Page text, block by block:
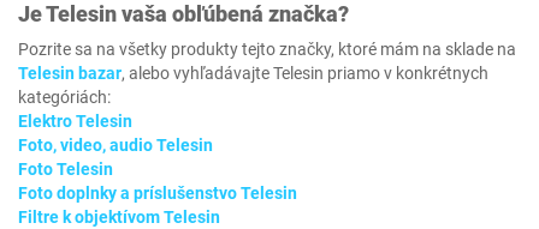
JeTelesinvaša obľúbená značka?
Pozrite sa na všetky produkty tejto značky, ktoré mám na sklade na
Telesin bazar, alebo vyhľadávajte Telesin priamo v konkrétnych
kategóriách:
Elektro Telesin
Foto, video, audio Telesin
Foto Telesin
Foto doplnky a príslušenstvo Telesin
Filtre k objektívom Telesin